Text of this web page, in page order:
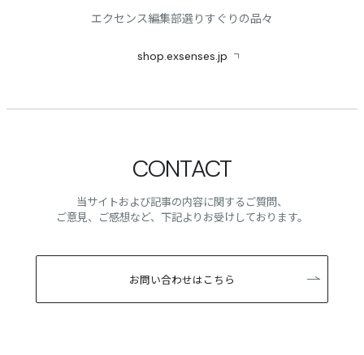
エクセンス編集部選りすぐりの品々
shop.exsenses.jp
CONTACT
当サイトおよび記事の内容に関するご質問、
ご意見、ご感想など、下記よりお受けしております。
お問い合わせはこちら